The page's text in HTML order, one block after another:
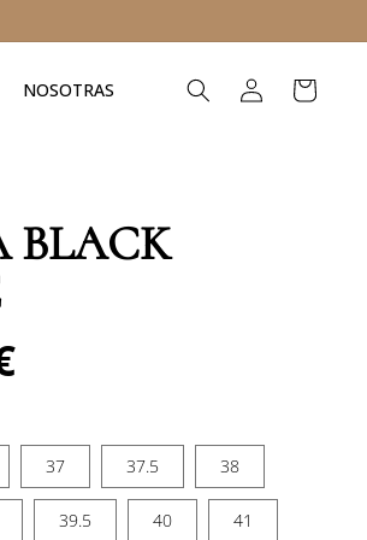
NOSOTRAS
Iniciar
sesión
Carrito
BLACK
37 37.5 38
39.5 40 41